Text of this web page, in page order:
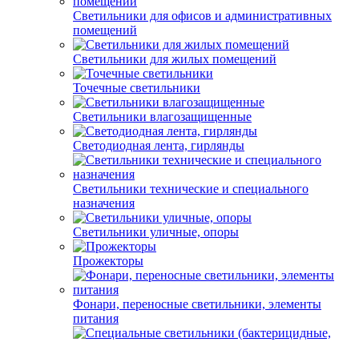
Светильники для офисов и административных
помещений
Светильники для жилых помещений
Точечные светильники
Светильники влагозащищенные
Светодиодная лента, гирлянды
Светильники технические и специального
назначения
Светильники уличные, опоры
Прожекторы
Фонари, переносные светильники, элементы
питания